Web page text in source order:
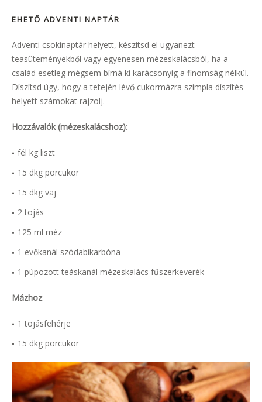
EHETŐ ADVENTI NAPTÁR
Adventi csokinaptár helyett, készítsd el ugyanezt
teasüteményekből vagy egyenesen mézeskalácsból, ha a
család esetleg mégsem bírná ki karácsonyig a finomság nélkül.
Díszítsd úgy, hogy a tetején lévő cukormázra szimpla díszítés
helyett számokat rajzolj.
Hozzávalók (mézeskalácshoz):
fél kg liszt
15 dkg porcukor
15 dkg vaj
2 tojás
125 ml méz
1 evőkanál szódabikarbóna
1 púpozott teáskanál mézeskalács fűszerkeverék
Mázhoz:
1 tojásfehérje
15 dkg porcukor